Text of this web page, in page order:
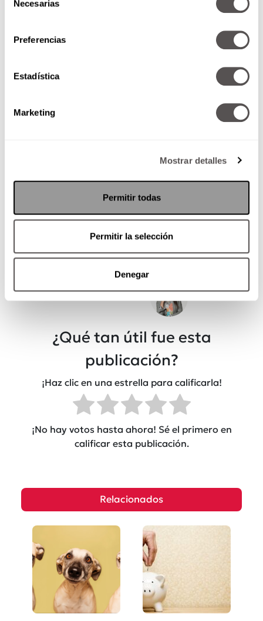
Necesarias
Preferencias
Estadística
Marketing
Mostrar detalles
Permitir todas
Permitir la selección
Denegar
físico; recuerda que
es
Por: Renata Roa
¿Qué tan útil fue esta
publicación?
¡Haz clic en una estrella para calificarla!
¡No hay votos hasta ahora! Sé el primero en
calificar esta publicación.
Relacionados